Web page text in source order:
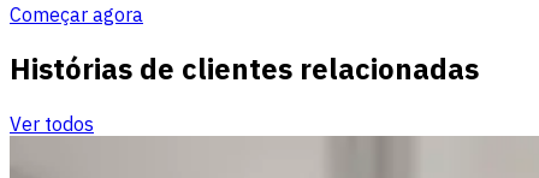
Começar agora
Histórias de clientes relacionadas
Ver todos